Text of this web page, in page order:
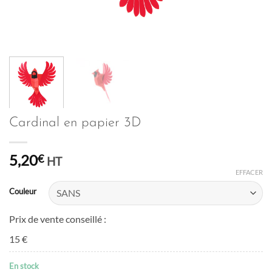
Cardinal en papier 3D
5,20€ HT
Couleur
EFFACER
Prix de vente conseillé :
15 €
En stock